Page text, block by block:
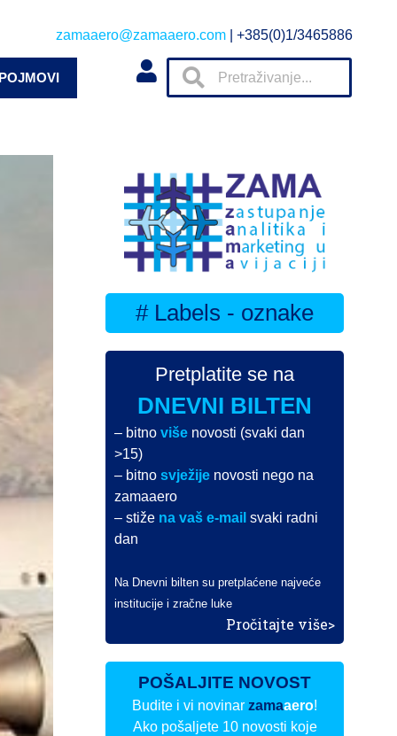
zamaaero@zamaaero.com | +385(0)1/3465886
# Labels - oznake
Pretplatite se na
DNEVNI BILTEN
– bitnoviše novosti (svaki dan
>15)
– bitnosvježije novosti nego na
zamaaero
– stiže na vaš e-mail svaki radni
dan
Na Dnevni bilten su pretplaćene najveće
institucije i zračne luke
Pročitajte više>
POŠALJITE NOVOST
Budite i vi novinarzamaaero!
Ako pošaljete 10 novosti koje